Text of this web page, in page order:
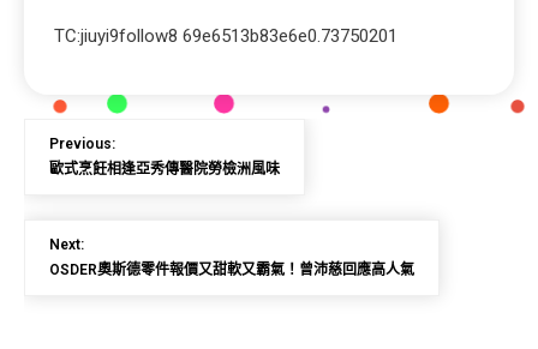
TC:jiuyi9follow8 69e6513b83e6e0.73750201
Previous:
歐式烹飪相逢亞秀傳醫院勞檢洲風味
Next:
OSDER奧斯德零件報價又甜軟又霸氣！曾沛慈回應高人氣